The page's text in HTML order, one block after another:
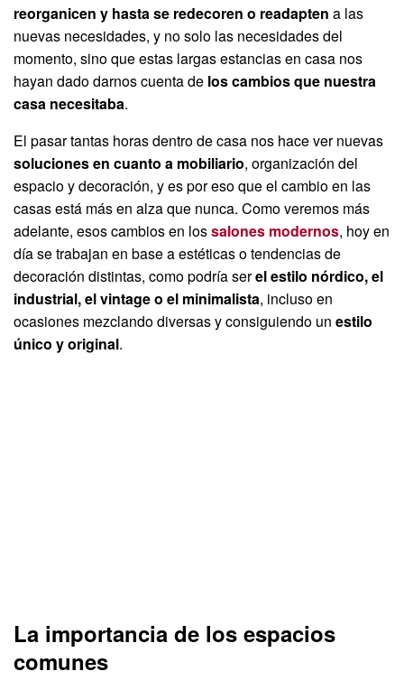
reorganicen y hasta se redecoren o readapten a las
nuevas necesidades, y no solo las necesidades del
momento, sino que estas largas estancias en casa nos
hayan dado darnos cuenta de los cambios que nuestra
casa necesitaba.
El pasar tantas horas dentro de casa nos hace ver nuevas
soluciones en cuanto a mobiliario, organización del
espacio y decoración, y es por eso que el cambio en las
casas está más en alza que nunca. Como veremos más
adelante, esos cambios en lossalones modernos, hoy en
día se trabajan en base a estéticas o tendencias de
decoración distintas, como podría serel estilo nórdico, el
industrial, el vintage o el minimalista, incluso en
ocasiones mezclando diversas y consiguiendo un estilo
único y original.
La importancia de los espacios
comunes